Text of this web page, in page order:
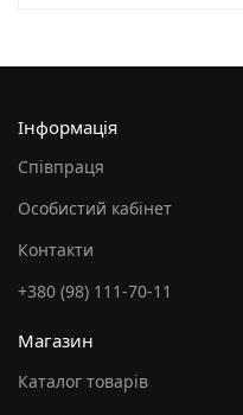
Інформація
Співпраця
Особистий кабінет
Контакти
+380 (98) 111-70-11
Магазин
Каталог товарів